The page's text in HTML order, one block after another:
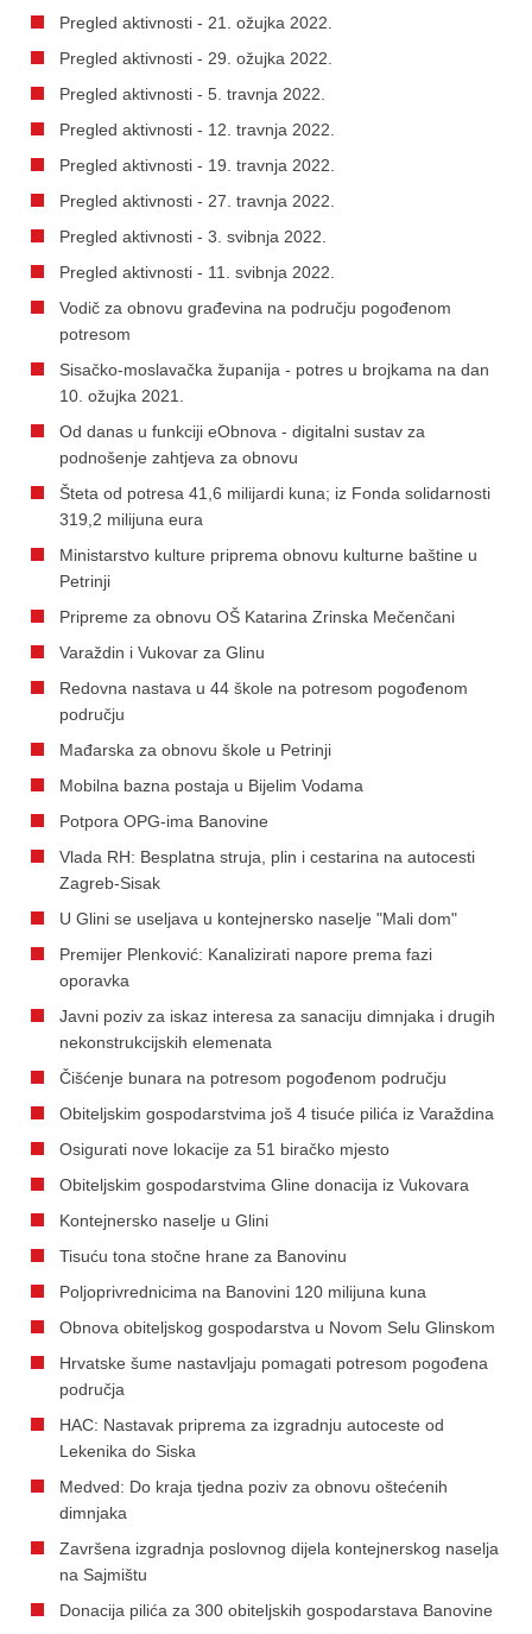
Pregled aktivnosti - 21. ožujka 2022.
Pregled aktivnosti - 29. ožujka 2022.
Pregled aktivnosti - 5. travnja 2022.
Pregled aktivnosti - 12. travnja 2022.
Pregled aktivnosti - 19. travnja 2022.
Pregled aktivnosti - 27. travnja 2022.
Pregled aktivnosti - 3. svibnja 2022.
Pregled aktivnosti - 11. svibnja 2022.
Vodič za obnovu građevina na području pogođenom
potresom
Sisačko-moslavačka županija - potres u brojkama na dan
10. ožujka 2021.
Od danas u funkciji eObnova - digitalni sustav za
podnošenje zahtjeva za obnovu
Šteta od potresa 41,6 milijardi kuna; iz Fonda solidarnosti
319,2 milijuna eura
Ministarstvo kulture priprema obnovu kulturne baštine u
Petrinji
Pripreme za obnovu OŠ Katarina Zrinska Mečenčani
Varaždin i Vukovar za Glinu
Redovna nastava u 44 škole na potresom pogođenom
području
Mađarska za obnovu škole u Petrinji
Mobilna bazna postaja u Bijelim Vodama
Potpora OPG-ima Banovine
Vlada RH: Besplatna struja, plin i cestarina na autocesti
Zagreb-Sisak
U Glini se useljava u kontejnersko naselje "Mali dom"
Premijer Plenković: Kanalizirati napore prema fazi
oporavka
Javni poziv za iskaz interesa za sanaciju dimnjaka i drugih
nekonstrukcijskih elemenata
Čišćenje bunara na potresom pogođenom području
Obiteljskim gospodarstvima još 4 tisuće pilića iz Varaždina
Osigurati nove lokacije za 51 biračko mjesto
Obiteljskim gospodarstvima Gline donacija iz Vukovara
Kontejnersko naselje u Glini
Tisuću tona stočne hrane za Banovinu
Poljoprivrednicima na Banovini 120 milijuna kuna
Obnova obiteljskog gospodarstva u Novom Selu Glinskom
Hrvatske šume nastavljaju pomagati potresom pogođena
područja
HAC: Nastavak priprema za izgradnju autoceste od
Lekenika do Siska
Medved: Do kraja tjedna poziv za obnovu oštećenih
dimnjaka
Završena izgradnja poslovnog dijela kontejnerskog naselja
na Sajmištu
Donacija pilića za 300 obiteljskih gospodarstava Banovine